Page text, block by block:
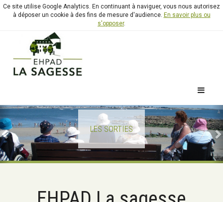
Ce site utilise Google Analytics. En continuant à naviguer, vous nous autorisez
à déposer un cookie à des fins de mesure d'audience. En savoir plus ou
s'opposer.
LES SORTIES
Previous